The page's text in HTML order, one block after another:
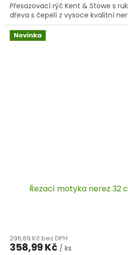
Přesazovací rýč Kent & Stowe s
dřeva s čepelí z vysoce kvalitní
Novinka
Řezací motyka nerez 32
296,69 Kč bez DPH
358,99 Kč / ks